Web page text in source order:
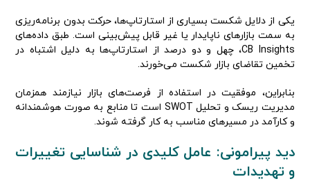
یکی از دلایل شکست بسیاری از استارتاپ‌ها، حرکت بدون برنامه‌ریزی
به سمت بازارهای ناپایدار یا غیر قابل پیش‌بینی است. طبق داده‌های‌
CB Insights، چهل و دو درصد از استارتاپ‌ها به دلیل اشتباه در
تخمین تقاضای بازار شکست می‌خورند.
بنابراین، موفقیت در استفاده از فرصت‌های بازار نیازمند همزمان
مدیریت ریسک و تحلیل SWOT است تا منابع به صورت هوشمندانه
و کارآمد در مسیرهای مناسب به کار گرفته شوند.
دید پیرامونی: عامل کلیدی در شناسایی تغییرات
و تهدیدات